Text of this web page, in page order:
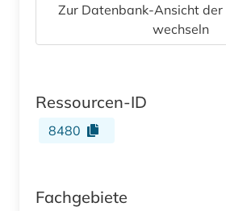
Zur Datenbank-Ansicht
wechseln
Ressourcen-ID
8480
Fachgebiete